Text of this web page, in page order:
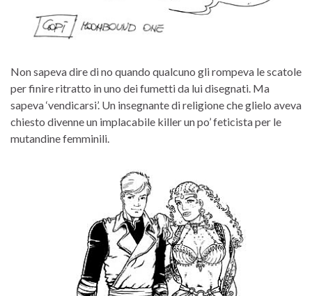
Non sapeva dire di no quando qualcuno gli rompeva le scatole
per finire ritratto in uno dei fumetti da lui disegnati. Ma
sapeva ‘vendicarsi’. Un insegnante di religione che glielo aveva
chiesto divenne un implacabile killer un po’ feticista per le
mutandine femminili.